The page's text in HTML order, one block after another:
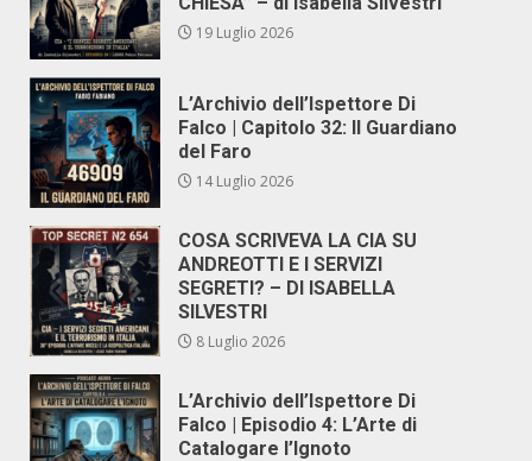
19 Luglio 2026
L’Archivio dell’Ispettore Di
Falco | Capitolo 32: Il Guardiano
del Faro
14 Luglio 2026
COSA SCRIVEVA LA CIA SU
ANDREOTTI E I SERVIZI
SEGRETI? – DI ISABELLA
SILVESTRI
8 Luglio 2026
L’Archivio dell’Ispettore Di
Falco | Episodio 4: L’Arte di
Catalogare l’Ignoto